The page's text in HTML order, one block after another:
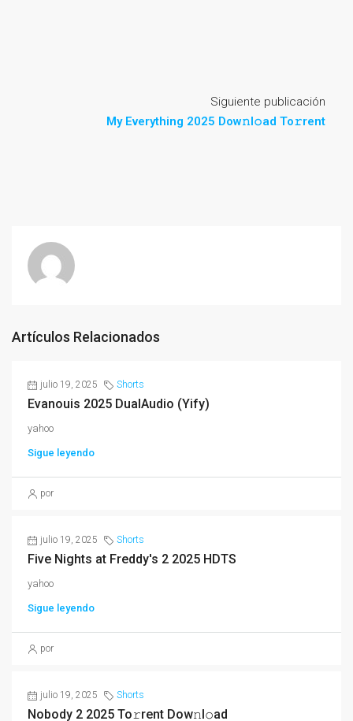
Siguiente publicación
My Everything 2025 Dow𝚗l𝚘ad To𝚛rent
Artículos Relacionados
julio 19, 2025 Shorts
Evanouis 2025 DualAudio (Yify)
yahoo
Sigue leyendo
por
julio 19, 2025 Shorts
Five Nights at Freddy's 2 2025 HDTS
yahoo
Sigue leyendo
por
julio 19, 2025 Shorts
Nobody 2 2025 To𝚛rent Dow𝚗l𝚘ad